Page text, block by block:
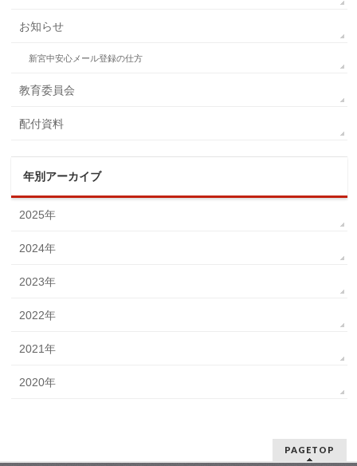
お知らせ
新宮中安心メール登録の仕方
教育委員会
配付資料
年別アーカイブ
2025年
2024年
2023年
2022年
2021年
2020年
PAGETOP